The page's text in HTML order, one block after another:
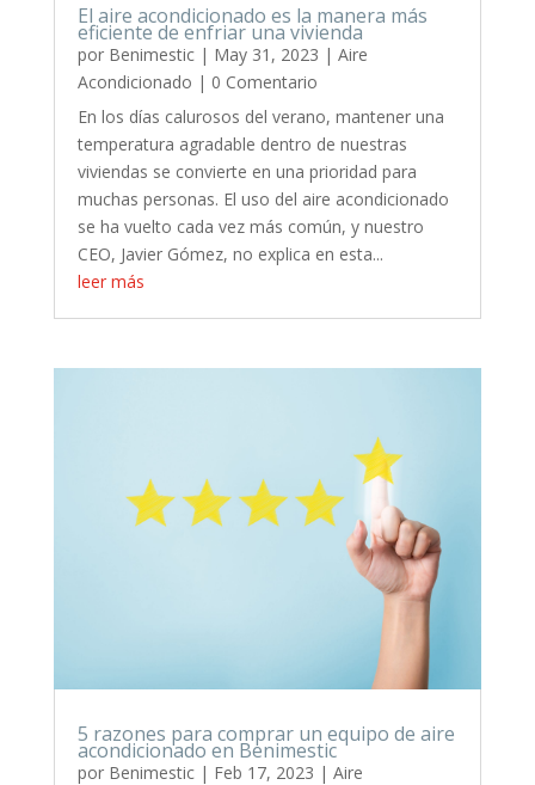
El aire acondicionado es la manera más
eficiente de enfriar una vivienda
por Benimestic| May 31, 2023 | Aire
Acondicionado | 0 Comentario
En los días calurosos del verano, mantener una
temperatura agradable dentro de nuestras
viviendas se convierte en una prioridad para
muchas personas. El uso del aire acondicionado
se ha vuelto cada vez más común, y nuestro
CEO, Javier Gómez, no explica en esta...
leer más
5 razones para comprar un equipo de aire
acondicionado en Benimestic
por Benimestic| Feb 17, 2023 | Aire